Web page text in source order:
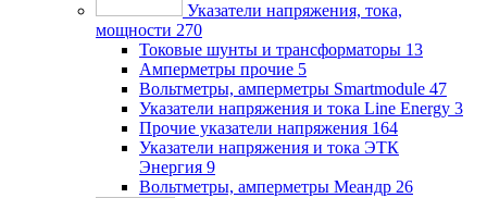
Указатели напряжения, тока,
мощности 270
Токовые шунты и трансформаторы 13
Амперметры прочие 5
Вольтметры, амперметры Smartmodule 47
Указатели напряжения и тока Line Energy 3
Прочие указатели напряжения 164
Указатели напряжения и тока ЭТК
Энергия 9
Вольтметры, амперметры Меандр 26